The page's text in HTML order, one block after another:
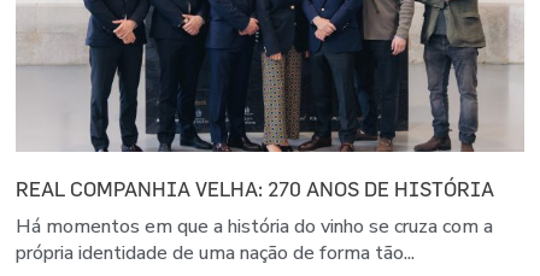
REAL COMPANHIA VELHA: 270 ANOS DE HISTÓRIA
Há momentos em que a história do vinho se cruza com a
própria identidade de uma nação de forma tão...